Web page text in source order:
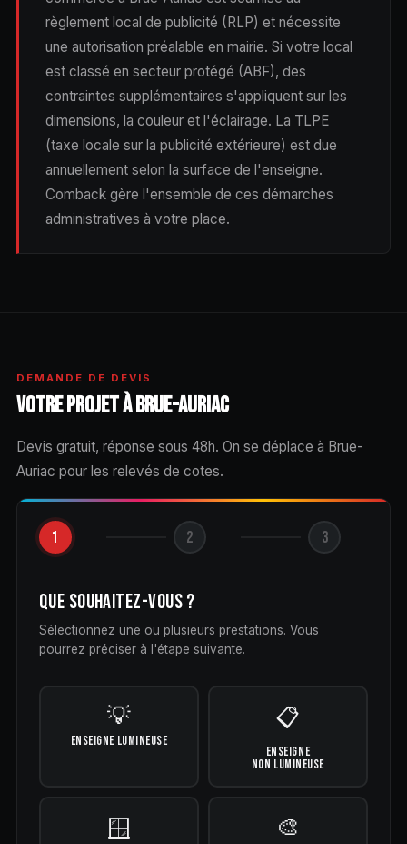
règlement local de publicité (RLP) et nécessite
une autorisation préalable en mairie. Si votre local
est classé en secteur protégé (ABF), des
contraintes supplémentaires s'appliquent sur les
dimensions, la couleur et l'éclairage. La TLPE
(taxe locale sur la publicité extérieure) est due
annuellement selon la surface de l'enseigne.
Comback gère l'ensemble de ces démarches
administratives à votre place.
DEMANDE DE DEVIS
VOTRE PROJET À BRUE-AURIAC
Devis gratuit, réponse sous 48h. On se déplace à Brue-
Auriac pour les relevés de cotes.
1 2 3
QUE SOUHAITEZ-VOUS ?
Sélectionnez une ou plusieurs prestations. Vous
pourrez préciser à l'étape suivante.
💡
ENSEIGNE LUMINEUSE
📋
ENSEIGNE
NON LUMINEUSE
🪟 🎨